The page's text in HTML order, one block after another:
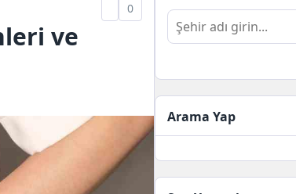
0
ve
Arama Yap